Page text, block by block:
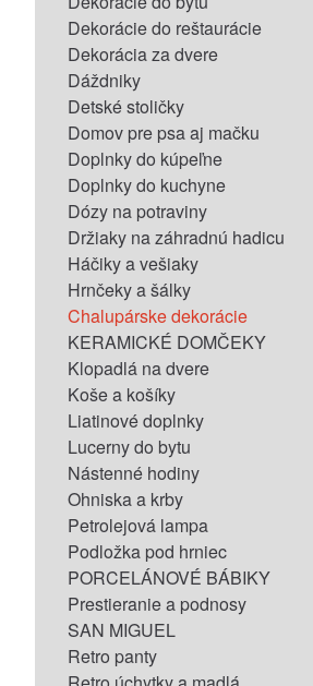
Dekorácie do reštaurácie
Dekorácia za dvere
Dáždniky
Detské stoličky
Domov pre psa aj mačku
Doplnky do kúpeľne
Doplnky do kuchyne
Dózy na potraviny
Držiaky na záhradnú hadicu
Háčiky a vešiaky
Hrnčeky a šálky
Chalupárske dekorácie
KERAMICKÉ DOMČEKY
Klopadlá na dvere
Koše a košíky
Liatinové doplnky
Lucerny do bytu
Nástenné hodiny
Ohniska a krby
Petrolejová lampa
Podložka pod hrniec
PORCELÁNOVÉ BÁBIKY
Prestieranie a podnosy
SAN MIGUEL
Retro panty